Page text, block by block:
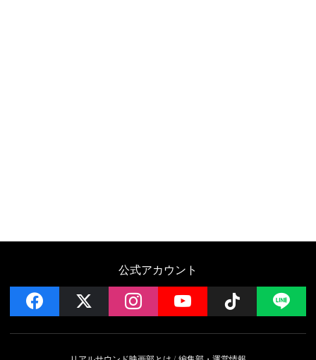
公式アカウント
facebook instagramYouTube Follow